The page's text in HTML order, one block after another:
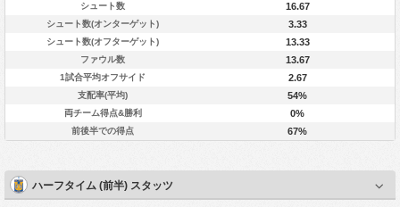
シュート数 16.67
シュート数(オンターゲット) 3.33
シュート数(オフターゲット) 13.33
ファウル数 13.67
1試合平均オフサイド 2.67
支配率(平均) 54%
両チーム得点&勝利 0%
前後半での得点 67%
ハーフタイム (前半) スタッツ